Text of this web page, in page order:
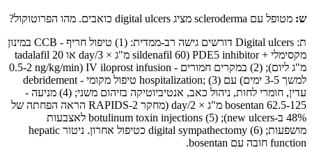
ש: מטופל עם scleroderma מציג digital ulcers כואבים. מהו הפרוטוקול?
ת: Digital ulcers דורשים גישה רב-ממדית: (1) טיפול חריף - CCB במינון
מקסימלי + PDE5 inhibitor (sildenafil 60 מ"ג × 3/day או tadalafil 20
מ"ג ליום); (2) במקרים חמורים - IV iloprost infusion (0.5-2 ng/kg/min
למשך 3-5 ימים) עם hospitalization; (3) טיפול מקומי - debridement
עדין, חומרי לחות, ניהול כאב, אנטיביוטיקה בזיהום משני; (4) מניעה -
bosentan 62.5-125 מ"ג × 2/day (מחקר RAPIDS-2 הראה הפחתה של
48% ב-new ulcers); (5) botulinum toxin injections לאצבעות
מושפעות; (6) digital sympathectomy כטיפול אחרון. ניטור hepatic
function חובה עם bosentan.